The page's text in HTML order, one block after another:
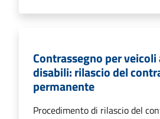
Contrassegno per
disabili: rilascio del
permanente
Procedimento di rilascio del